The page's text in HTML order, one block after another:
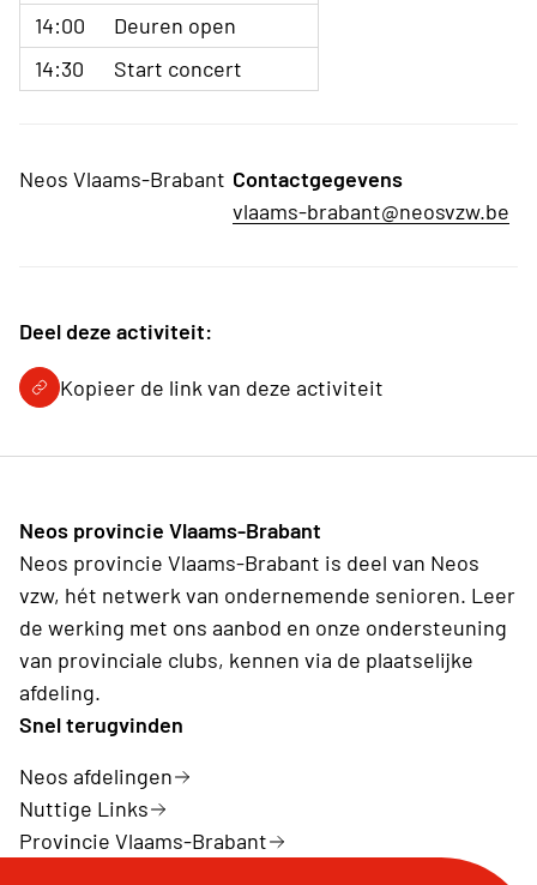
14:00
Deuren open
14:30
Start concert
Neos Vlaams-Brabant Contactgegevens
vlaams-brabant@neosvzw.be
Deel deze activiteit:
Kopieer de link van deze activiteit
Neos provincie Vlaams-Brabant
Neos provincie Vlaams-Brabant is deel van Neos
vzw, hét netwerk van ondernemende senioren. Leer
de werking met ons aanbod en onze ondersteuning
van provinciale clubs, kennen via de plaatselijke
afdeling.
Snel terugvinden
Neos afdelingen
Nuttige Links
Provincie Vlaams-Brabant